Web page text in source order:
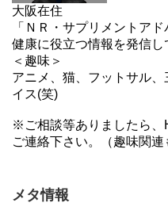
大阪在住
「ＮＲ・サプリメントアド
健康に役立つ情報を発信し
＜趣味＞
アニメ、猫、フットサル
イス(笑)
※ご相談等ありましたら、
ご連絡下さい。（趣味関連
メタ情報